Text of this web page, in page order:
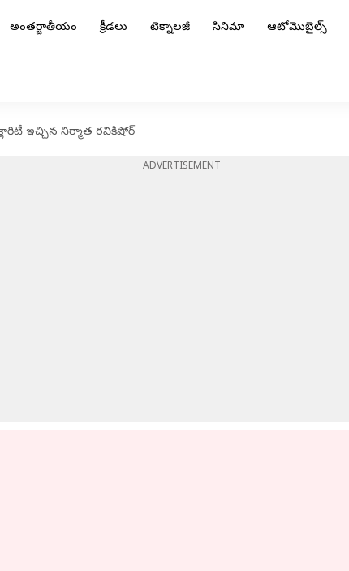
అంతర్జాతీయం క్రీడలు టెక్నాలజీ సినిమా ఆటోమొబైల్స్
ఇచ్చిన నిర్మాత రవికిషోర్
ADVERTISEMENT